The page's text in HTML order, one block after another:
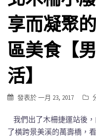
享而凝聚
區美食【
活】
發表於一月 23, 2017
我們出了木柵捷運站後
了橫跨景美溪的萬壽橋，